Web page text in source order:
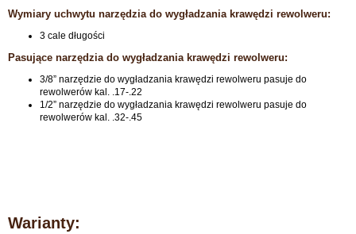
Wymiary uchwytu narzędzia do wygładzania krawędzi rewolweru:
3 cale długości
Pasujące narzędzia do wygładzania krawędzi rewolweru:
3/8” narzędzie do wygładzania krawędzi rewolweru pasuje do
rewolwerów kal. .17-.22
1/2” narzędzie do wygładzania krawędzi rewolweru pasuje do
rewolwerów kal. .32-.45
Warianty: